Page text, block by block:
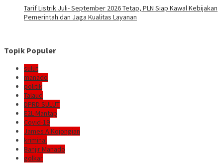
Tarif Listrik Juli- September 2026 Tetap, PLN Siap Kawal Kebijakan
Pemerintah dan Jaga Kualitas Layanan
Topik Populer
sulut
manado
politik
Talaud
DPRD SULUT
E2L-Mantap
Covid-19
James A Kojongian
kriminal
Banjir Manado
golkar